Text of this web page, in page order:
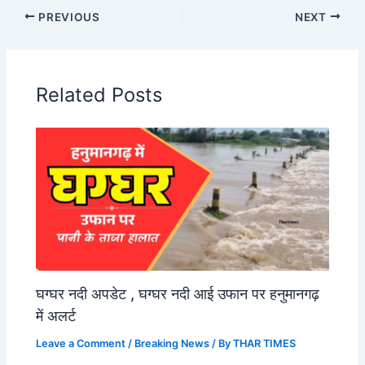
PREVIOUS NEXT
Related Posts
घग्घर नदी अपडेट , घग्घर नदी आई उफान पर हनुमानगढ़
में अलर्ट
Leave a Comment / Breaking News / ByTHAR TIMES